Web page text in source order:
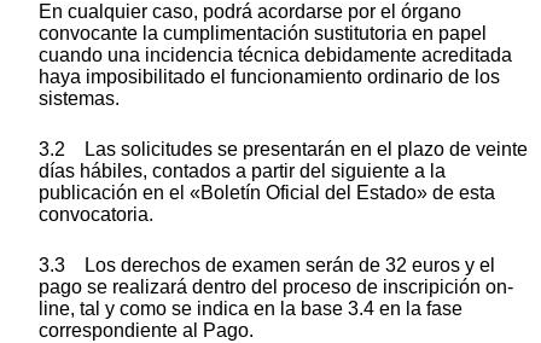
En cualquier caso, podrá acordarse por el órgano
convocante la cumplimentación sustitutoria en papel
cuando una incidencia técnica debidamente acreditada
haya imposibilitado el funcionamiento ordinario de los
sistemas.
3.2 Las solicitudes se presentarán en el plazo de veinte
días hábiles, contados a partir del siguiente a la
publicación en el «Boletín Oficial del Estado» de esta
convocatoria.
3.3 Los derechos de examen serán de 32 euros y el
pago se realizará dentro del proceso de inscripición on-
line, tal y como se indica en la base 3.4 en la fase
correspondiente al Pago.